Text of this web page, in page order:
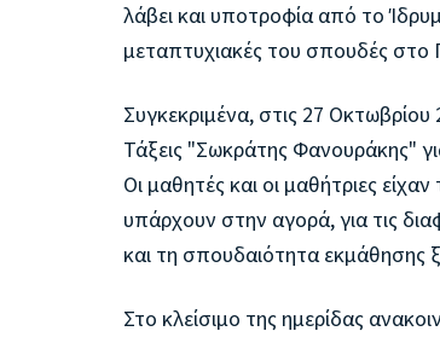
λάβει και υποτροφία από το
μεταπτυχιακές του σπουδές
Συγκεκριμένα, στις 27
Τάξεις "Σωκράτης Φανουράκης"
Οι μαθητές και οι μαθήτριες
υπάρχουν στην αγορά, για τις
και τη σπουδαιότητα
Στο κλείσιμο της ημερίδας